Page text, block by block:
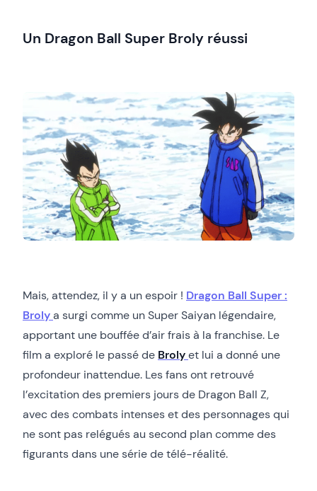
Un Dragon Ball Super Broly réussi
Mais, attendez, il y a un espoir ! Dragon Ball Super :
Brolya surgi comme un Super Saiyan légendaire,
apportant une bouffée d’air frais à la franchise. Le
film a exploré le passé de Brolyet lui a donné une
profondeur inattendue. Les fans ont retrouvé
l’excitation des premiers jours de Dragon Ball Z,
avec des combats intenses et des personnages qui
ne sont pas relégués au second plan comme des
figurants dans une série de télé-réalité.